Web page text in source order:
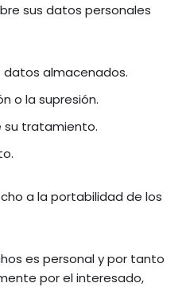
sus datos personales
datos almacenados.
o la supresión.
su tratamiento.
a la portabilidad de los
es personal y por tanto
por el interesado,